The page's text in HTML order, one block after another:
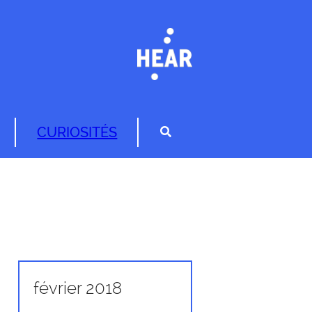
CURIOSITÉS
février 2018